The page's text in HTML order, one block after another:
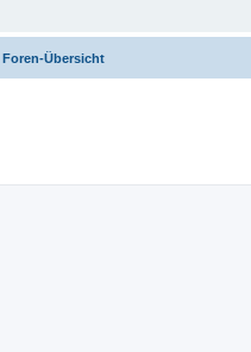
Foren-Übersicht